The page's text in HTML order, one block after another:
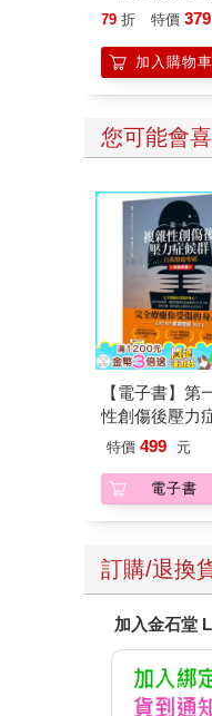
就告訴我這些事
79 折 特價 379
加入購物車
您可能會
【電子書】第
性創傷後壓力
我療癒聖經（
特價 499 元
電子書
訂購/退換
加入金石堂